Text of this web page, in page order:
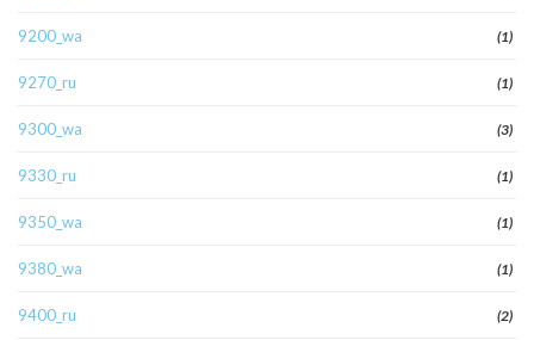
9200_wa (1)
9270_ru (1)
9300_wa (3)
9330_ru (1)
9350_wa (1)
9380_wa (1)
9400_ru (2)